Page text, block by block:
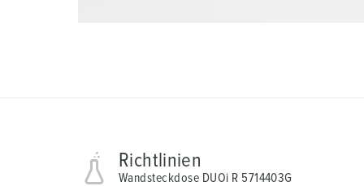
Richtlinien
Wandsteckdose DUOi R 5714403G